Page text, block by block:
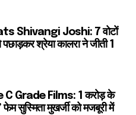
Shivangi Joshi: 7 वोटों
श्रेया कालरा ने जीती 1
Grade Films: 1 करोड़ के
सुस्मिता मुखर्जी को मजबूरी में